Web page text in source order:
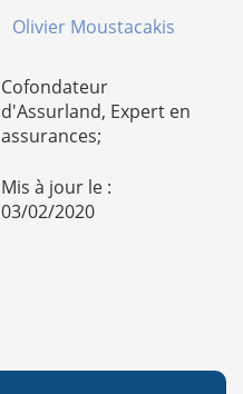
Olivier Moustacakis
Cofondateur
d'Assurland, Expert en
assurances;
Mis à jour le :
03/02/2020